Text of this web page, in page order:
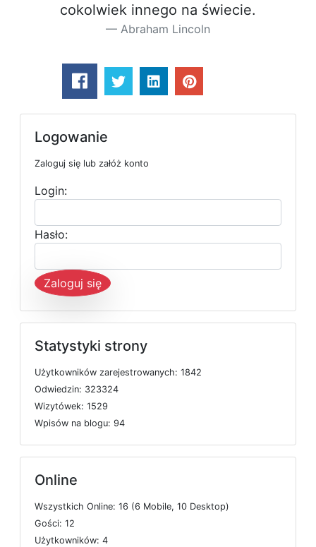
cokolwiek innego na świecie.
Abraham Lincoln
Logowanie
Zaloguj się lub załóż konto
Login:
Hasło:
Zaloguj się
Statystyki strony
Użytkowników zarejestrowanych: 1842
Odwiedzin: 323324
Wizytówek: 1529
Wpisów na blogu: 94
Online
Wszystkich Online: 16 (6 Mobile, 10 Desktop)
Gości: 12
Użytkowników: 4